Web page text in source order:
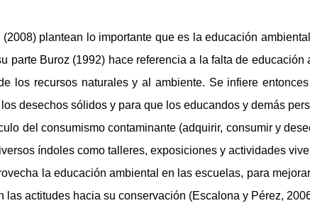
(2008)plantean lo importante que es la educación
parte Buroz (1992) hace referencia a la falta de
los recursos naturales y al ambiente. Se infiere
desechos sólidos y para que los educandos y demás
del consumismo contaminante (adquirir, consumir y
índoles como talleres, exposiciones y actividades
la educación ambiental en las escuelas, para
las actitudes hacia su conservación (Escalona y Pérez,